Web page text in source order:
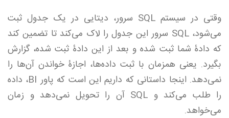
وقتی در سیستم SQL سرور، دیتایی در یک جدول ثبت
می‌شود، SQL سرور این جدول را لاک می‌کند تا تضمین کند
که دادۀ شما ثبت شده و بعد از این دادۀ ثبت شده،‌ گزارش
بگیرد. یعنی همزمان با ثبت داده‌ها، اجازۀ خواندن آن‌ها را
نمی‌دهد. اینجا داستانی که داریم این است که پاور BI‌، داده
را طلب می‌کند و SQL‌ آن را تحویل نمی‌دهد و زمان
می‌خواهد.